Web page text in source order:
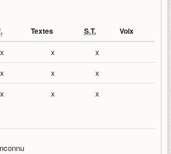
Textes S.T. Voix
x x
x
x x
x
x x x